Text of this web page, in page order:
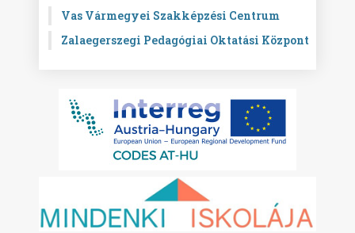
Vas Vármegyei Szakképzési Centrum
Zalaegerszegi Pedagógiai Oktatási Központ